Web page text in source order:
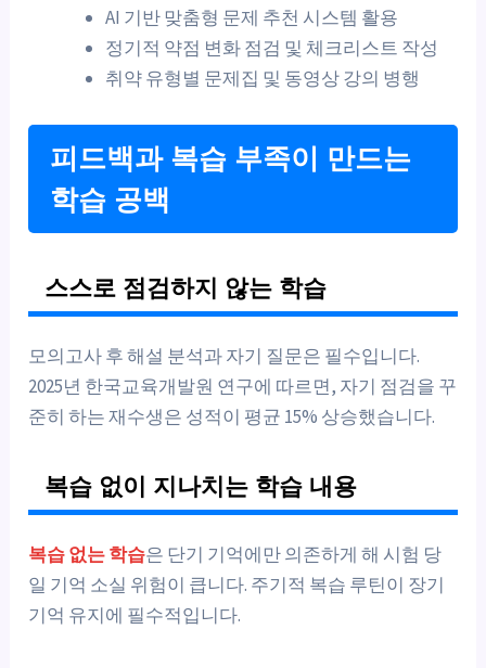
AI 기반 맞춤형 문제 추천 시스템 활용
정기적 약점 변화 점검 및 체크리스트 작성
취약 유형별 문제집 및 동영상 강의 병행
피드백과 복습 부족이 만드는
학습 공백
스스로 점검하지 않는 학습
모의고사 후 해설 분석과 자기 질문은 필수입니다.
2025년 한국교육개발원 연구에 따르면, 자기 점검을 꾸
준히 하는 재수생은 성적이 평균 15% 상승했습니다.
복습 없이 지나치는 학습 내용
복습 없는 학습은 단기 기억에만 의존하게 해 시험 당
일 기억 소실 위험이 큽니다. 주기적 복습 루틴이 장기
기억 유지에 필수적입니다.